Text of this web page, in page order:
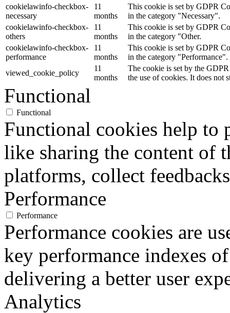
cookielawinfo-checkbox-
necessary
11
months
This cookie is set by GDPR
in the category "Necessary".
cookielawinfo-checkbox-
others
11
months
This cookie is set by GDPR
in the category "Other.
cookielawinfo-checkbox-
performance
11
months
This cookie is set by GDPR
in the category "Performance".
viewed_cookie_policy
11
months
The cookie is set by the
the use of cookies. It does not
Functional
Functional
Functional cookies help to
like sharing the content of
platforms, collect
Performance
Performance
Performance cookies are
key performance indexes
delivering a better user
Analytics